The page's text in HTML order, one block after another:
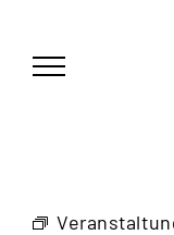
springen